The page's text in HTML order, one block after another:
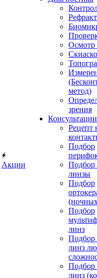
Акции
Осмотр
метод)
зрения
Рецепт
Подбор
Подбор
линзы
Подбор
Подбор
линз
Подбор
линз
Подбор
линз